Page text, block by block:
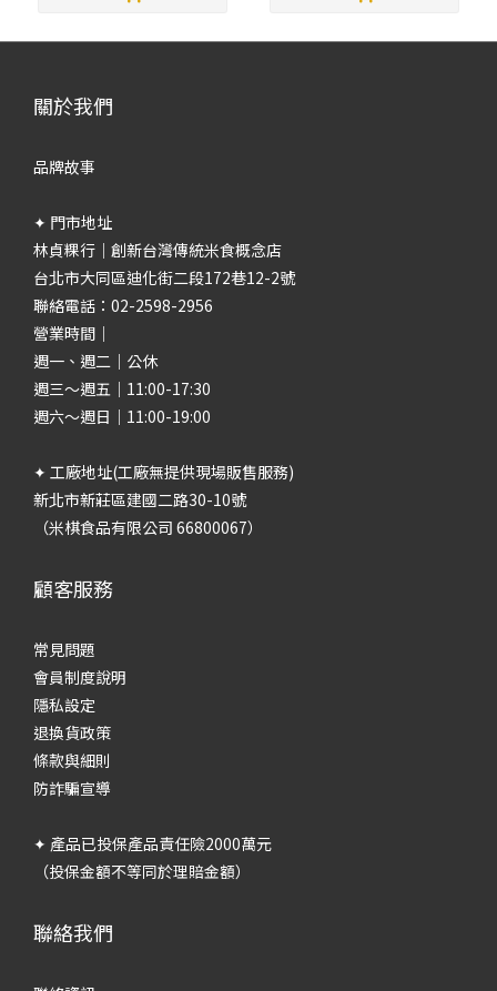
關於我們
品牌故事
✦ 門市地址
林貞粿行｜創新台灣傳統米食概念店
台北市大同區迪化街二段172巷12-2號
聯絡電話：02-2598-2956
營業時間｜
週一、週二｜公休
週三～週五｜11:00-17:30
週六～週日｜11:00-19:00
✦ 工廠地址(工廠無提供現場販售服務)
新北市新莊區建國二路30-10號
（米棋食品有限公司 66800067）
顧客服務
常見問題
會員制度說明
隱私設定
退換貨政策
條款與細則
防詐騙宣導
✦ 產品已投保產品責任險2000萬元
（投保金額不等同於理賠金額）
聯絡我們